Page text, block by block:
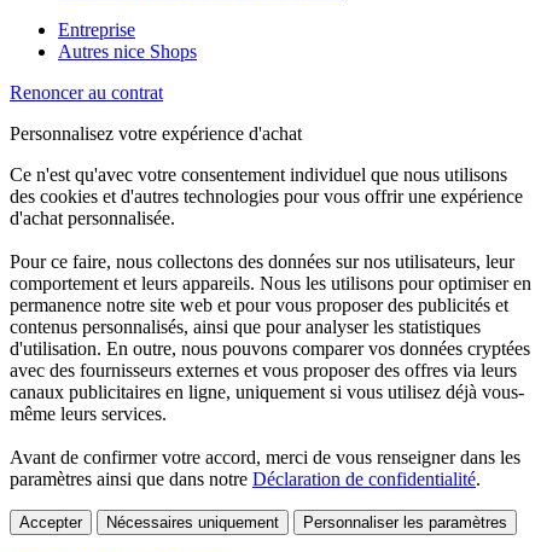
Entreprise
Autres nice Shops
Renoncer au contrat
Personnalisez votre expérience d'achat
Ce n'est qu'avec votre consentement individuel que nous utilisons
des cookies et d'autres technologies pour vous offrir une expérience
d'achat personnalisée.
Pour ce faire, nous collectons des données sur nos utilisateurs, leur
comportement et leurs appareils. Nous les utilisons pour optimiser en
permanence notre site web et pour vous proposer des publicités et
contenus personnalisés, ainsi que pour analyser les statistiques
d'utilisation. En outre, nous pouvons comparer vos données cryptées
avec des fournisseurs externes et vous proposer des offres via leurs
canaux publicitaires en ligne, uniquement si vous utilisez déjà vous-
même leurs services.
Avant de confirmer votre accord, merci de vous renseigner dans les
paramètres ainsi que dans notre Déclaration de confidentialité.
Accepter Nécessaires uniquement Personnaliser les paramètres